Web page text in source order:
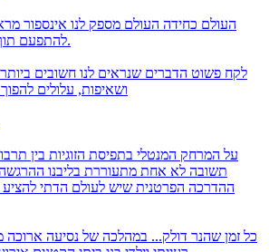
העולם כחידה העולם מספק לנו אינספור
להתפעם תוך חיפוש המקור הראשוני.
לקח פשוט הדברים שנראים לנו חשובים ביותר
ושאיפות, עלולים
על המרחק המנטלי בתפיסת הזוגיות בין
תשובה לא אחת מתעוררת בליבנו ההרגשה
ההדרכה הפרטנית שיש לעולם הדתי להציע
כל זמן שהנר דולק... במהלכה של נסיעה ארוכה